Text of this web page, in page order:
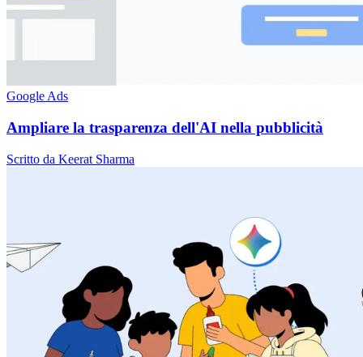
Google Ads
Ampliare la trasparenza dell'AI nella pubblicità
Scritto da Keerat Sharma